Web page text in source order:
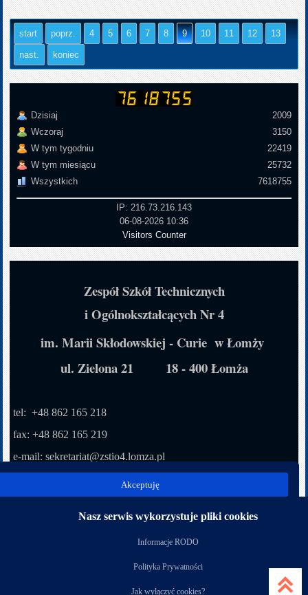
start poprz. 4 5 6 7 8 9 10 11 12 13
nast. koniec
Dzisiaj
Wczoraj
W tym tygodniu
W tym miesiącu
Wszystkich
2009
3150
22419
25732
7618755
IP: 216.73.216.143
06-08-2026 10:36
Visitors Counter
Zespół Szkół Technicznych
i Ogólnokształcących Nr 4
im. Marii Skłodowskiej - Curie w Łomży
ul. Zielona 21 18 - 400 Łomża
tel: +48 862 165 218
fax: +48 862 165 219
e-mail: sekretariat@zstio4.lomza.pl
Adam Korzuch e-mail: korzuch@infoic.pl
Akceptuję
Nasz serwis wykorzystuje pliki cookies
Informacje RODO
Polityka Prywatności
Jak wyłączyć cookies?